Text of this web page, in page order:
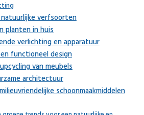
verfsoorten
planten in huis
verlichting en apparatuur
functioneel design
van meubels
architectuur
schoonmaakmiddelen